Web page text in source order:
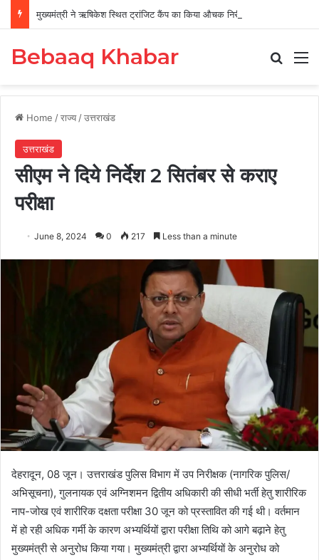
मुख्यमंत्री ने ऋषिकेश स्थित ट्रांजिट कैंप का किया औचक निरीक्षण
Bebaaq Khabar
Home /राज्य /उत्तराखंड
उत्तराखंड
सीएम ने दिये निर्देश 2 सितंबर से कराए
परीक्षा
June 8, 2024 0 217 Less than a minute
देहरादून, 08 जून। उत्तराखंड पुलिस विभाग में उप निरीक्षक (नागरिक पुलिस/
अभिसूचना), गुलनायक एवं अग्निशमन द्वितीय अधिकारी की सीधी भर्ती हेतु शारीरिक
नाप-जोख एवं शारीरिक दक्षता परीक्षा 30 जून को प्रस्तावित की गई थी। वर्तमान
में हो रही अधिक गर्मी के कारण अभ्यर्थियों द्वारा परीक्षा तिथि को आगे बढ़ाने हेतु
मुख्यमंत्री से अनुरोध किया गया। मुख्यमंत्री द्वारा अभ्यर्थियों के अनुरोध को